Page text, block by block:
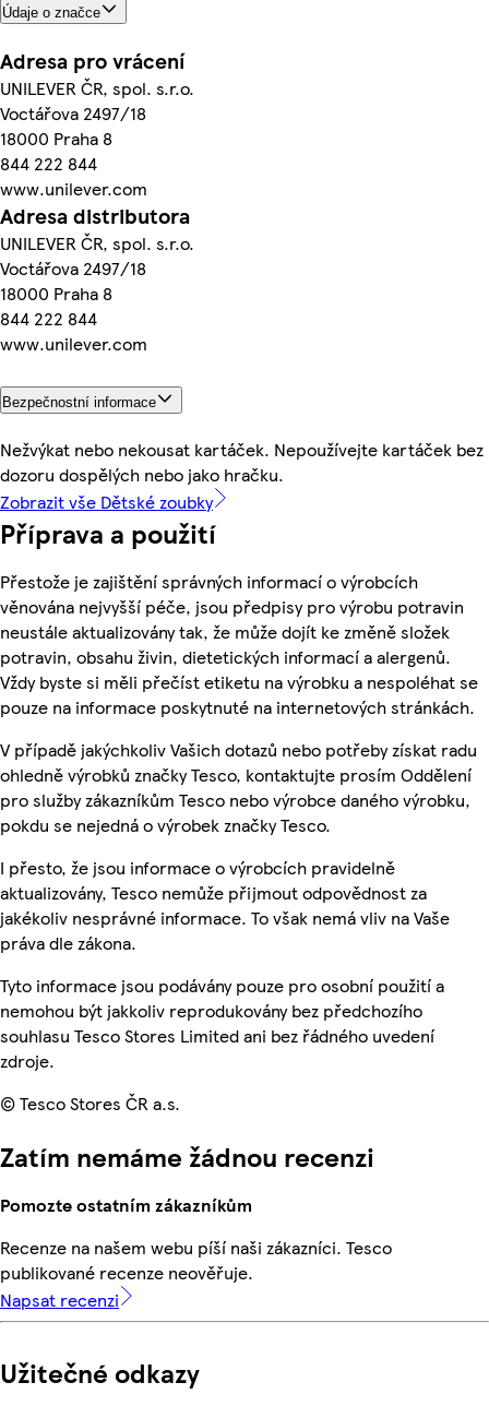
Údaje o značce
Adresa pro vrácení
UNILEVER ČR, spol. s.r.o.
Voctářova 2497/18
18000 Praha 8
844 222 844
www.unilever.com
Adresa distributora
UNILEVER ČR, spol. s.r.o.
Voctářova 2497/18
18000 Praha 8
844 222 844
www.unilever.com
Bezpečnostní informace
Nežvýkat nebo nekousat kartáček. Nepoužívejte kartáček bez
dozoru dospělých nebo jako hračku.
Zobrazit vše Dětské zoubky
Příprava a použití
Přestože je zajištění správných informací o výrobcích
věnována nejvyšší péče, jsou předpisy pro výrobu potravin
neustále aktualizovány tak, že může dojít ke změně složek
potravin, obsahu živin, dietetických informací a alergenů.
Vždy byste si měli přečíst etiketu na výrobku a nespoléhat se
pouze na informace poskytnuté na internetových stránkách.
V případě jakýchkoliv Vašich dotazů nebo potřeby získat radu
ohledně výrobků značky Tesco, kontaktujte prosím Oddělení
pro služby zákazníkům Tesco nebo výrobce daného výrobku,
pokdu se nejedná o výrobek značky Tesco.
I přesto, že jsou informace o výrobcích pravidelně
aktualizovány, Tesco nemůže přijmout odpovědnost za
jakékoliv nesprávné informace. To však nemá vliv na Vaše
práva dle zákona.
Tyto informace jsou podávány pouze pro osobní použití a
nemohou být jakkoliv reprodukovány bez předchozího
souhlasu Tesco Stores Limited ani bez řádného uvedení
zdroje.
© Tesco Stores ČR a.s.
Zatím nemáme žádnou recenzi
Pomozte ostatním zákazníkům
Recenze na našem webu píší naši zákazníci. Tesco
publikované recenze neověřuje.
Napsat recenzi
Užitečné odkazy